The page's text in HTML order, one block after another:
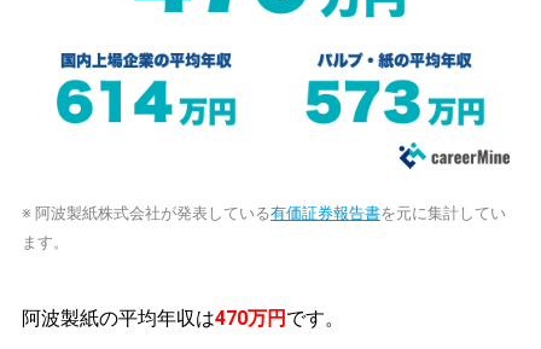
※ 阿波製紙株式会社が発表している有価証券報告書を元に集計してい
ます。
阿波製紙の平均年収は470万円 です。